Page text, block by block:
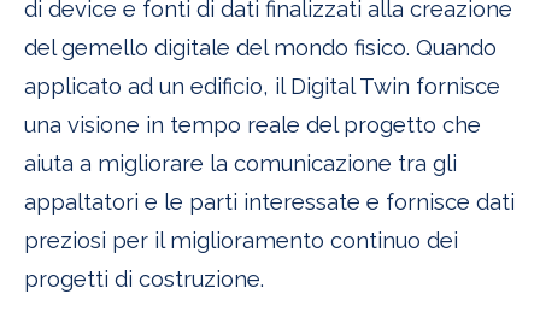
di device e fonti di dati finalizzati alla creazione
del gemello digitale del mondo fisico. Quando
applicato ad un edificio, il Digital Twin fornisce
una visione in tempo reale del progetto che
aiuta a migliorare la comunicazione tra gli
appaltatori e le parti interessate e fornisce dati
preziosi per il miglioramento continuo dei
progetti di costruzione.